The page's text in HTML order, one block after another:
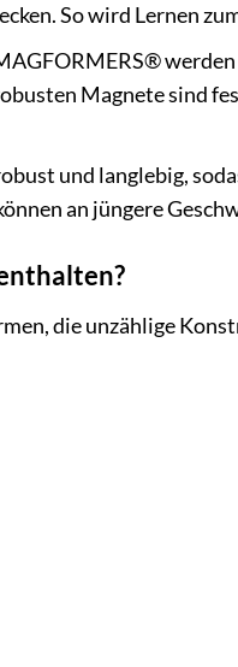
So wird Lernen
Magnete sind
und langlebig,
an jüngere
die unzählige